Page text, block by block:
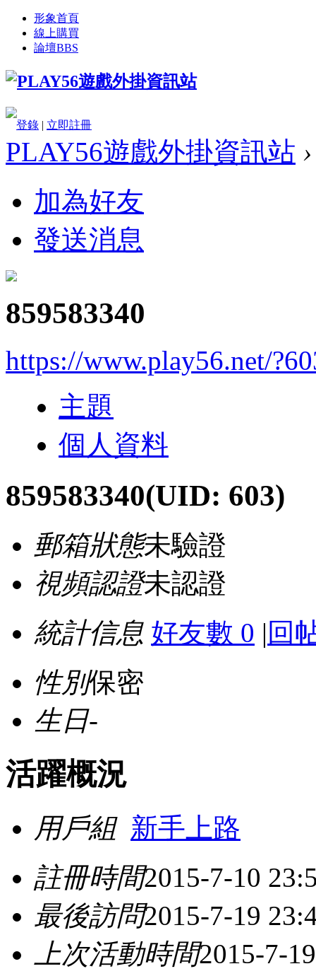
形象首頁
線上購買
論壇BBS
登錄 | 立即註冊
PLAY56遊戲外掛資訊站 ›
加為好友
發送消息
859583340
https://www.play56.net/
主題
個人資料
859583340(UID: 603)
郵箱狀態未驗證
視頻認證未認證
統計信息 好友數 0 | 回
性別保密
生日-
活躍概況
用戶組 新手上路
註冊時間2015-7-10
最後訪問2015-7-19
上次活動時間2015-7-